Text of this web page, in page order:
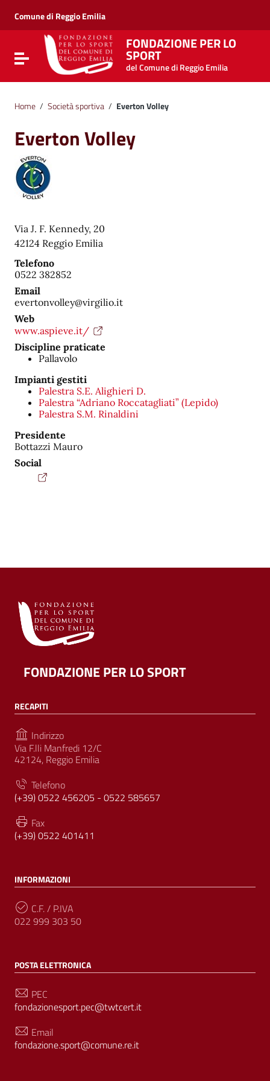
Vai al menu di navigazione
Vai al footer
Comune di Reggio Emilia
Attiva / disattiva la navigazione
FONDAZIONE PER LO
SPORT
del Comune di Reggio Emilia
Home / Società sportiva / Everton Volley
Everton Volley
Via J. F. Kennedy, 20
42124 Reggio Emilia
Telefono
0522 382852
Email
evertonvolley@virgilio.it
Web
www.aspieve.it/
Discipline praticate
Pallavolo
Impianti gestiti
Palestra S.E. Alighieri D.
Palestra “Adriano Roccatagliati” (Lepido)
Palestra S.M. Rinaldini
Presidente
Bottazzi Mauro
Social
FONDAZIONE PER LO SPORT
RECAPITI
Indirizzo
Via F.lli Manfredi 12/C
42124, Reggio Emilia
Telefono
(+39) 0522 456205 - 0522 585657
Fax
(+39) 0522 401411
INFORMAZIONI
C.F. / P.IVA
022 999 303 50
POSTA ELETTRONICA
PEC
fondazionesport.pec@twtcert.it
Email
fondazione.sport@comune.re.it